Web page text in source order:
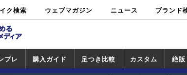
ク検索
バイ
新車検
ログ検
ップ検
ウェブマガジン ニュース ブランド
プレ 購入ガイド 足つき比較 カスタム 絶版